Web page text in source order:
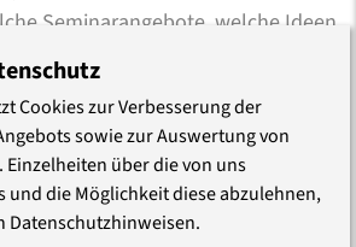
Seminarangebote, welche Ideen,
andere Geflüchtete hier in
sein könnten.“
sei es ihr in allererster Linie
und zu verstehen, was
Fluchterfahrung bewegt und
Cookies zur Verbesserung der
sowie zur Auswertung von
über die von uns
und die Möglichkeit diese abzulehnen,
Datenschutzhinweisen.